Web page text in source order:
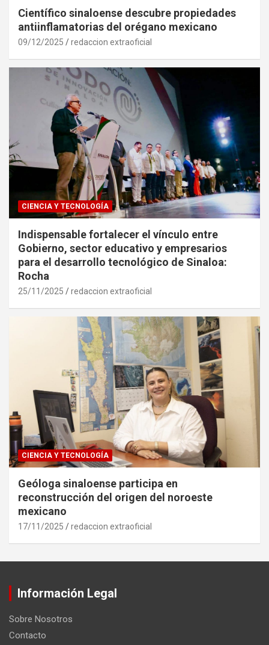
Científico sinaloense descubre propiedades
antiinflamatorias del orégano mexicano
09/12/2025 redaccion extraoficial
CIENCIA Y TECNOLOGÍA
Indispensable fortalecer el vínculo entre
Gobierno, sector educativo y empresarios
para el desarrollo tecnológico de Sinaloa:
Rocha
25/11/2025 redaccion extraoficial
CIENCIA Y TECNOLOGÍA
Geóloga sinaloense participa en
reconstrucción del origen del noroeste
mexicano
17/11/2025 redaccion extraoficial
Información Legal
Sobre Nosotros
Contacto